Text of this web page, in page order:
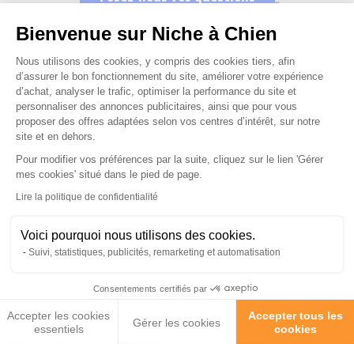
Bienvenue sur Niche à Chien
Plateforme de Gestion du
Nous utilisons des cookies, y compris des cookies tiers, afin
d’assurer le bon fonctionnement du site, améliorer votre expérience
d’achat, analyser le trafic, optimiser la performance du site et
personnaliser des annonces publicitaires, ainsi que pour vous
proposer des offres adaptées selon vos centres d’intérêt, sur notre
site et en dehors.
Pour modifier vos préférences par la suite, cliquez sur le lien 'Gérer
mes cookies' situé dans le pied de page.
Lire la politique de confidentialité
Voici pourquoi nous utilisons des cookies.
Suivi, statistiques, publicités, remarketing et automatisation
Consentements certifiés par
Accepter les cookies
essentiels
Gérer les cookies
Accepter tous les
cookies
Axeptio consent
Ces produits peuvent vous